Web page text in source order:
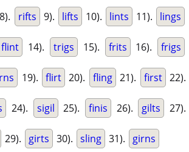
8). rifts 9). lifts 10). lints 11). lings
flint 14). trigs 15). frits 16). frigs
19). flirt 20). fling 21). first 22).
24). sigil 25). finis 26). gilts 27).
29). girts 30). sling 31). girns